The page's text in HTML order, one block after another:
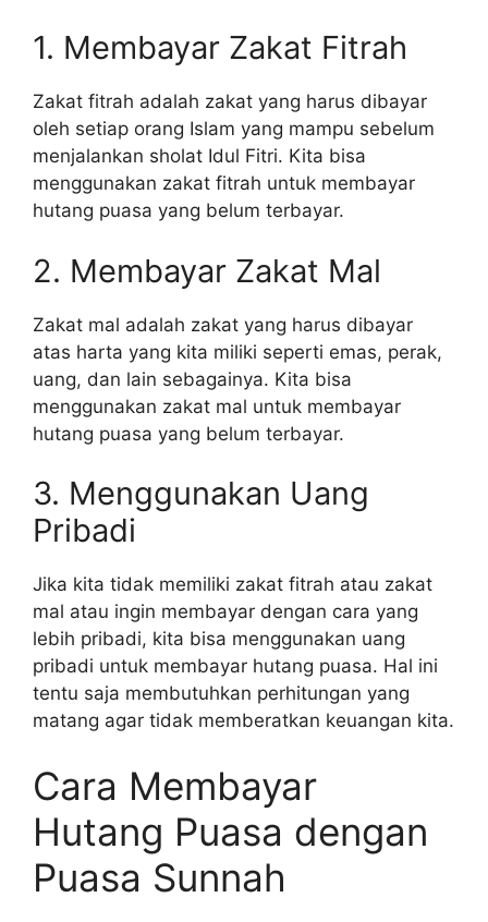
1. Membayar Zakat Fitrah
Zakat fitrah adalah zakat yang harus dibayar
oleh setiap orang Islam yang mampu sebelum
menjalankan sholat Idul Fitri. Kita bisa
menggunakan zakat fitrah untuk membayar
hutang puasa yang belum terbayar.
2. Membayar Zakat Mal
Zakat mal adalah zakat yang harus dibayar
atas harta yang kita miliki seperti emas, perak,
uang, dan lain sebagainya. Kita bisa
menggunakan zakat mal untuk membayar
hutang puasa yang belum terbayar.
3. Menggunakan Uang
Pribadi
Jika kita tidak memiliki zakat fitrah atau zakat
mal atau ingin membayar dengan cara yang
lebih pribadi, kita bisa menggunakan uang
pribadi untuk membayar hutang puasa. Hal ini
tentu saja membutuhkan perhitungan yang
matang agar tidak memberatkan keuangan kita.
Cara Membayar
Hutang Puasa dengan
Puasa Sunnah